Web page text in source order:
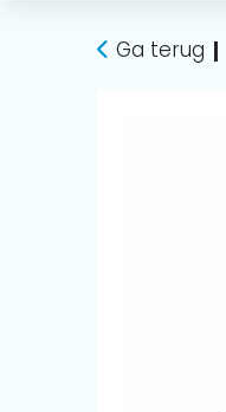
Ga terug